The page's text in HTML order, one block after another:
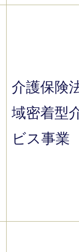
介護保険
域密着型
ビス事業